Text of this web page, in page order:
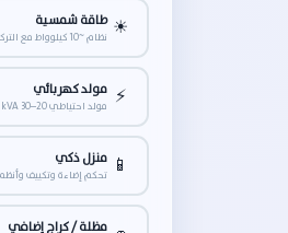
☀ طاقة شمسية
نظام ~10 كيلوواط مع التركيب
⚡ مولد كهربائي
مولد احتياطي 20–30 kVA مع لوحة تحويل
📱 منزل ذكي
تحكم إضاءة وتكييف
مظلة / كراج إضافي